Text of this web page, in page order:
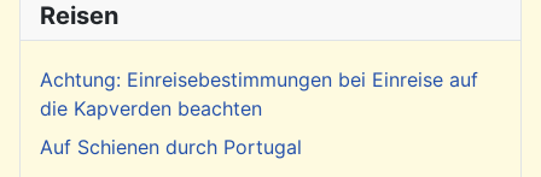
Reisen
Achtung: Einreisebestimmungen bei Einreise auf
die Kapverden beachten
Auf Schienen durch Portugal